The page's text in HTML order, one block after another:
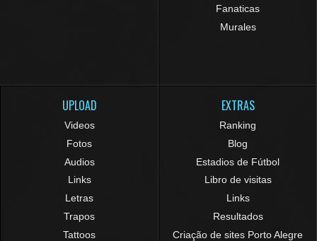
Fanaticas
Murales
UPLOAD
Videos
Fotos
Audios
Links
Letras
Trapos
Tattoos
EXTRAS
Ranking
Blog
Estadios de Fútbol
Libro de visitas
Links
Resultados
Criação de sites Porto Alegre